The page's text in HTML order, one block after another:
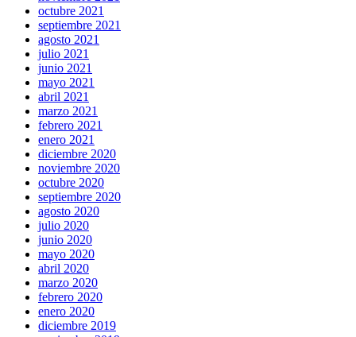
octubre 2021
septiembre 2021
agosto 2021
julio 2021
junio 2021
mayo 2021
abril 2021
marzo 2021
febrero 2021
enero 2021
diciembre 2020
noviembre 2020
octubre 2020
septiembre 2020
agosto 2020
julio 2020
junio 2020
mayo 2020
abril 2020
marzo 2020
febrero 2020
enero 2020
diciembre 2019